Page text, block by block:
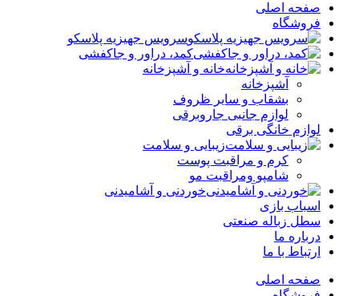
صفحه اصلی
فروشگاه
سرویس جهیزیه پلاسکو
کمد، دراور و جاکفشی
خانه و آشپزخانه
آشپزخانه
بشقاب و سایر ظروف
لوازم جانبی جاروبرقی
لوازم خانگی برقی
زیبایی و سلامت
کرم و مراقبت پوست
شامپو ومراقبت مو
خوردنی و آشامیدنی
اسباب بازی
سطل زباله صنعتی
درباره ما
ارتباط با ما
صفحه اصلی